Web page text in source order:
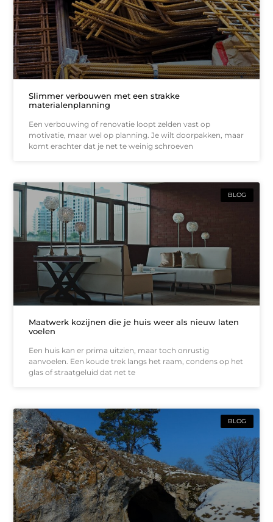
Slimmer verbouwen met een strakke
materialenplanning
Een verbouwing of renovatie loopt zelden vast op
motivatie, maar wel op planning. Je wilt doorpakken, maar
komt erachter dat je net te weinig schroeven
BLOG
Maatwerk kozijnen die je huis weer als nieuw laten
voelen
Een huis kan er prima uitzien, maar toch onrustig
aanvoelen. Een koude trek langs het raam, condens op het
glas of straatgeluid dat net te
BLOG